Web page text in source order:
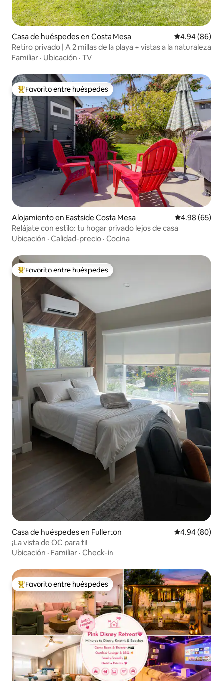
Casa de huéspedes en Costa Mesa Calificación
4.94 (86)
Retiro privado | A 2 millas de la playa + vistas a la naturaleza
Familiar · Ubicación · TV
Favorito entre huéspedes preferido
Favorito entre huéspedes
Alojamiento en Eastside Costa Mesa Calificación
4.98 (65)
Relájate con estilo: tu hogar privado lejos de casa
Ubicación · Calidad-precio · Cocina
Favorito entre huéspedes preferido
Favorito entre huéspedes
Casa de huéspedes en Fullerton Calificación
4.94 (80)
¡La vista de OC para ti!
Ubicación · Familiar · Check-in
Favorito entre huéspedes preferido
Favorito entre huéspedes